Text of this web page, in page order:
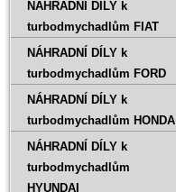
NÁHRADNÍ DÍLY k
turbodmychadlům FIAT
NÁHRADNÍ DÍLY k
turbodmychadlům FORD
NÁHRADNÍ DÍLY k
turbodmychadlům HONDA
NÁHRADNÍ DÍLY k
turbodmychadlům
HYUNDAI